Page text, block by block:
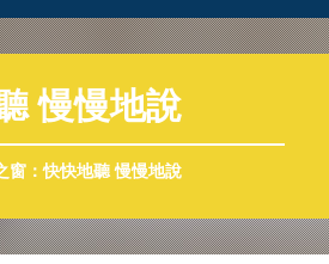
慢慢地說
窗：快快地聽 慢慢地說